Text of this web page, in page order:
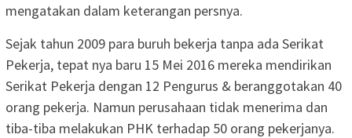
mengatakan dalam keterangan persnya.
Sejak tahun 2009 para buruh bekerja tanpa ada Serikat
Pekerja, tepat nya baru 15 Mei 2016 mereka mendirikan
Serikat Pekerja dengan 12 Pengurus & beranggotakan 40
orang pekerja. Namun perusahaan tidak menerima dan
tiba-tiba melakukan PHK terhadap 50 orang pekerjanya.